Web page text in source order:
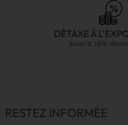
DÉTAXE À
jusqu’à 16%
RESTEZ INFORMÉE